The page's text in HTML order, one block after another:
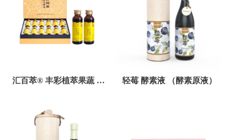
汇百萃® 丰彩植萃果蔬 酵
轻莓 酵素液 （酵素原液）